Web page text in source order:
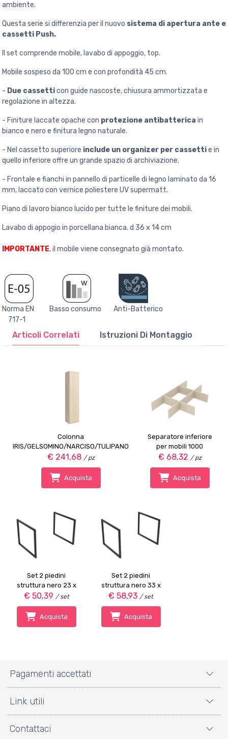
ambiente.
Questa serie si differenzia per il nuovo sistema di apertura ante e
cassetti Push.
Il set comprende mobile, lavabo di appoggio, top.
Mobile sospeso da 100 cm e con profondità 45 cm.
- Due cassetticon guide nascoste, chiusura ammortizzata e
regolazione in altezza.
- Finiture laccate opache con protezione antibatterica in
bianco e nero e finitura legno naturale.
- Nel cassetto superiore include un organizer per cassettie in
quello inferiore offre un grande spazio di archiviazione.
- Frontale e fianchi in pannello di particelle di legno laminato da 16
mm, laccato con vernice poliestere UV supermatt.
Piano di lavoro bianco lucido per tutte le finiture dei mobili.
Lavabo di appogio in porcellana bianca. d 36 x 14 cm
IMPORTANTE, il mobile viene consegnato già montato.
Norma EN Basso consumo Anti-Batterico
717-1
Articoli Correlati Istruzioni Di Montaggio
Colonna
IRIS/GELSOMINO/NARCISO/TULIPANO
LEGNO
€ 241,68 / pz
Acquista
Separatore inferiore
per mobili 1000
€ 68,32 / pz
Acquista
Set 2 piedini
struttura nero 23 x
43,2 cm
€ 50,39 / set
Acquista
Set 2 piedini
struttura nero 33 x
43,2 cm
€ 58,93 / set
Acquista
Pagamenti accettati
Link utili
Contattaci